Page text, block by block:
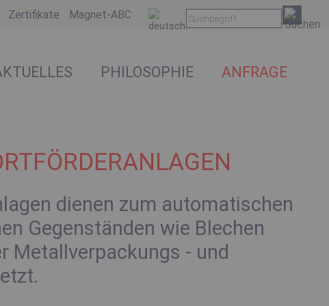
Zertifikate Magnet-ABC
PHILOSOPHIE ANFRAGE
dienen zum automatischen
Gegenständen wie Blechen
Metallverpackungs - und